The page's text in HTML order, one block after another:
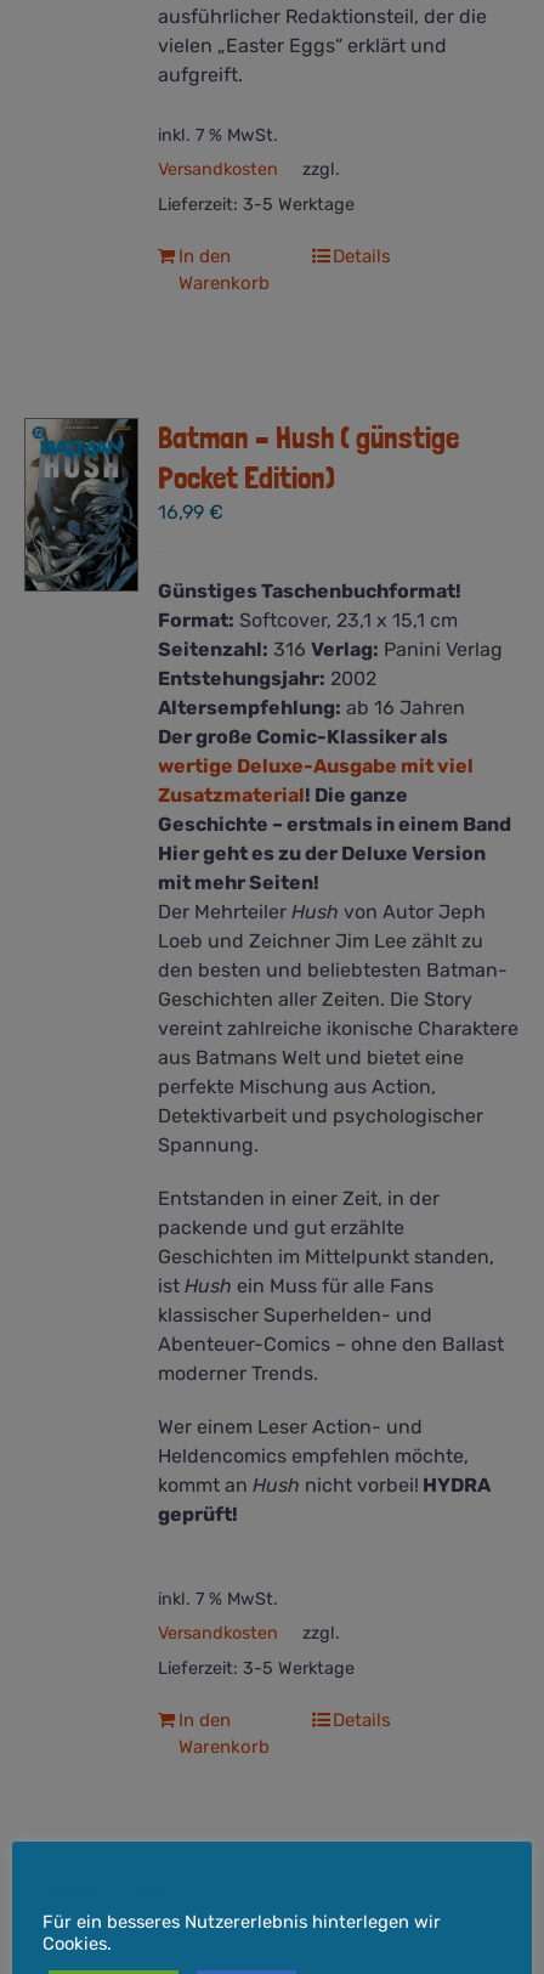
ausführlicher Redaktionsteil, der die
vielen „Easter Eggs“ erklärt und
aufgreift.
inkl. 7 % MwSt.
zzgl.
Versandkosten
Lieferzeit: 3-5 Werktage
In den
Warenkorb
Details
Batman – Hush ( günstige
Pocket Edition)
16,99€
Günstiges Taschenbuchformat!
Format: Softcover, 23,1 x 15,1 cm
Seitenzahl: 316Verlag: Panini Verlag
Entstehungsjahr: 2002
Altersempfehlung: ab 16 Jahren
Der große Comic-Klassiker als
wertige Deluxe-Ausgabe mit viel
Zusatzmaterial! Die ganze
Geschichte – erstmals in einem Band
Hier geht es zu der Deluxe Version
mit mehr Seiten!
Der MehrteilerHush von Autor Jeph
Loeb und Zeichner Jim Lee zählt zu
den besten und beliebtesten Batman-
Geschichten aller Zeiten. Die Story
vereint zahlreiche ikonische Charaktere
aus Batmans Welt und bietet eine
perfekte Mischung aus Action,
Detektivarbeit und psychologischer
Spannung.
Entstanden in einer Zeit, in der
packende und gut erzählte
Geschichten im Mittelpunkt standen,
istHush ein Muss für alle Fans
klassischer Superhelden- und
Abenteuer-Comics – ohne den Ballast
moderner Trends.
Wer einem Leser Action- und
Heldencomics empfehlen möchte,
kommt anHush nicht vorbei! HYDRA
geprüft!
inkl. 7 % MwSt.
zzgl.
Versandkosten
Lieferzeit: 3-5 Werktage
In den
Warenkorb
Details
Für ein besseres Nutzererlebnis hinterlegen wir
Cookies.